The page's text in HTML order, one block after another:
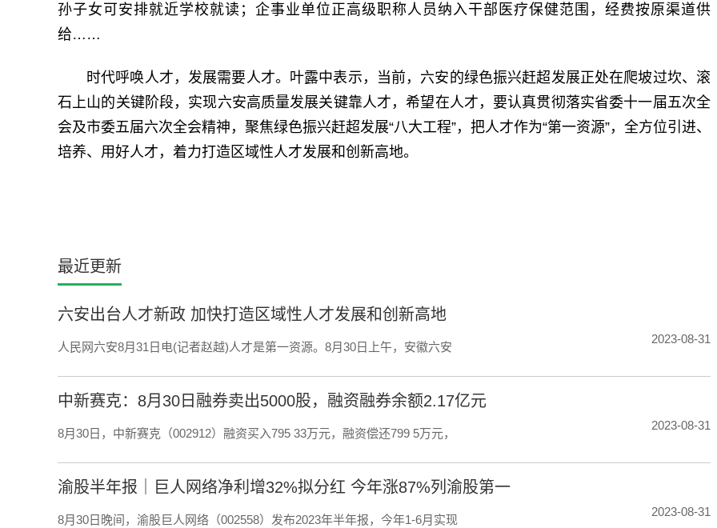
孙子女可安排就近学校就读；企事业单位正高级职称人员纳入干部医疗保健范围，经费按原渠道供
给……
时代呼唤人才，发展需要人才。叶露中表示，当前，六安的绿色振兴赶超发展正处在爬坡过坎、滚
石上山的关键阶段，实现六安高质量发展关键靠人才，希望在人才，要认真贯彻落实省委十一届五次全
会及市委五届六次全会精神，聚焦绿色振兴赶超发展“八大工程”，把人才作为“第一资源”，全方位引进、
培养、用好人才，着力打造区域性人才发展和创新高地。
最近更新
六安出台人才新政 加快打造区域性人才发展和创新高地
人民网六安8月31日电(记者赵越)人才是第一资源。8月30日上午，安徽六安
2023-08-31
中新赛克：8月30日融券卖出5000股，融资融券余额2.17亿元
8月30日，中新赛克（002912）融资买入795 33万元，融资偿还799 5万元，
2023-08-31
渝股半年报｜巨人网络净利增32%拟分红 今年涨87%列渝股第一
8月30日晚间，渝股巨人网络（002558）发布2023年半年报，今年1-6月实现
2023-08-31